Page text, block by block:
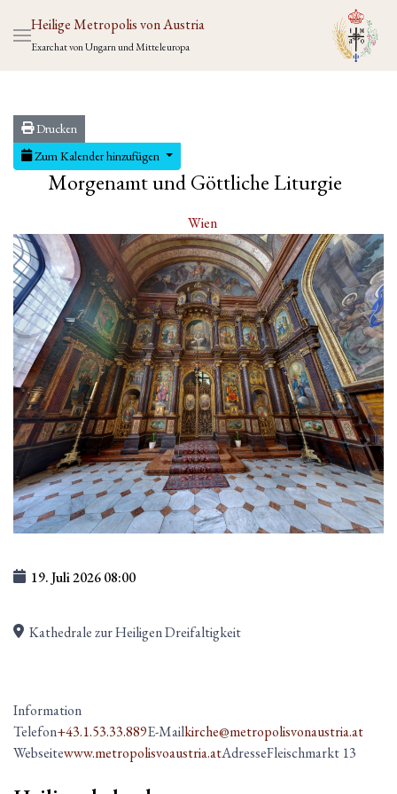
Heilige Metropolis von Austria
Exarchat von Ungarn und Mitteleuropa
Drucken
Zum Kalender hinzufügen
Morgenamt und Göttliche Liturgie
Wien
19. Juli 202608:00
Kathedrale zur Heiligen Dreifaltigkeit
Information
Telefon+43.1.53.33.889E-Mailkirche@metropolisvonaustria.at
Webseitewww.metropolisvoaustria.atAdresseFleischmarkt 13